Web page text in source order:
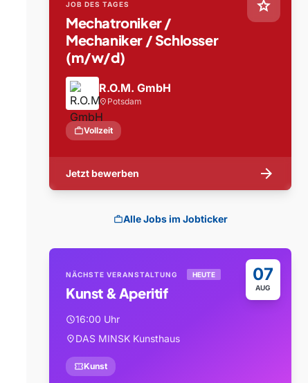
star
JOB DES TAGES
Mechatroniker /
Mechaniker / Schlosser
(m/w/d)
R.O.M. GmbH
location_on Potsdam
workVollzeit
Jetzt bewerben arrow_forward
workAlle Jobs im Jobticker
07
AUG
NÄCHSTE VERANSTALTUNG HEUTE
Kunst & Aperitif
schedule16:00 Uhr
location_onDAS MINSK Kunsthaus
confirmation_numberKunst